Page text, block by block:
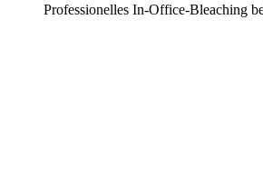
Professionelles In-Office-Bleaching